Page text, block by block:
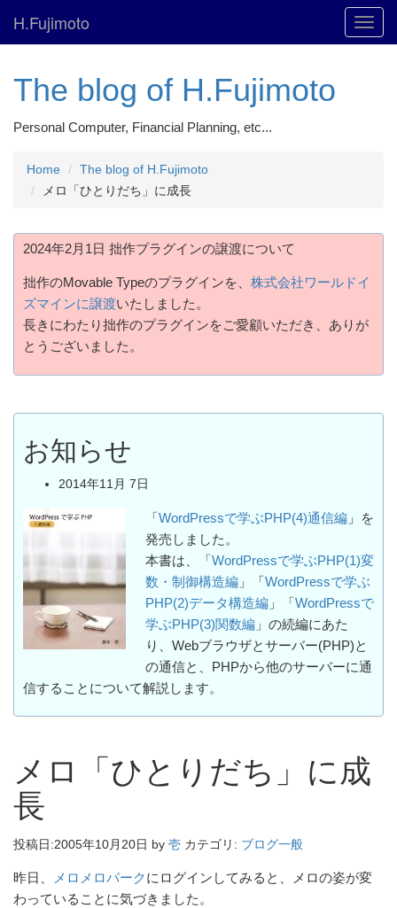
H.Fujimoto
The blog of H.Fujimoto
Personal Computer, Financial Planning, etc...
Home
The blog of H.Fujimoto
メロ「ひとりだち」に成長
2024年2月1日 拙作プラグインの譲渡について
拙作のMovable Typeのプラグインを、 株式会社ワールドイ
ズマインに譲渡いたしました。
長きにわたり拙作のプラグインをご愛顧いただき、ありが
とうございました。
お知らせ
2014年11月 7日
「 WordPressで学ぶPHP(4)通信編 」を
発売しました。
本書は、「 WordPressで学ぶPHP(1)変
数・制御構造編 」「 WordPressで学ぶ
PHP(2)データ構造編 」「 WordPressで
学ぶPHP(3)関数編 」の続編にあた
り、Webブラウザとサーバー(PHP)と
の通信と、PHPから他のサーバーに通
信することについて解説します。
メロ「ひとりだち」に成
長
投稿日:2005年10月20日 by 壱 カテゴリ: ブログ一般
昨日、 メロメロパークにログインしてみると、メロの姿が変
わっていることに気づきました。